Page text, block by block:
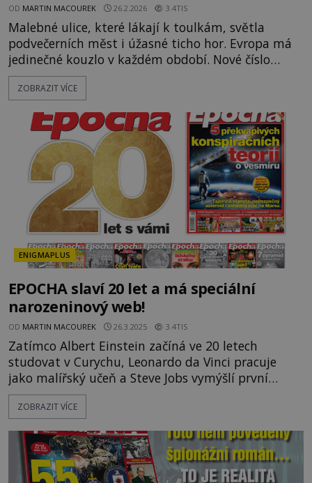
OD MARTIN MACOUREK 26.2.2026 3.4TIS
Malebné ulice, které lákají k toulkám, světla
podvečerních měst i úžasné ticho hor. Evropa má
jedinečné kouzlo v každém období. Nové číslo
Světa na dlani Speciál vás zve na cestu plnou
inspirace, dobrodružství i romantiky. Přinášíme
Evropy v celé její podobě. Města s
neopakovatelnou atmosférou Vydejte se s námi na
prohlídku měst, která patří k
ZOBRAZIT VÍCE
ENIGMAPLUS
EPOCHA slaví 20 let a má speciální
narozeninový web!
OD MARTIN MACOUREK 26.3.2025 3.4TIS
Zatímco Albert Einstein začíná ve 20 letech
studovat v Curychu, Leonardo da Vinci pracuje
jako malířský učeň a Steve Jobs vymýšlí první
prototyp svého počítače, EPOCHA má za sebou 520
vydání a směle pokračuje dál. Právě v těchto
této příležitosti jsme vydali speciální webovou
stránku epocha20let.cz, kde na vás čeká nejedno
překvapení. Co jsme p
ZOBRAZIT VÍCE